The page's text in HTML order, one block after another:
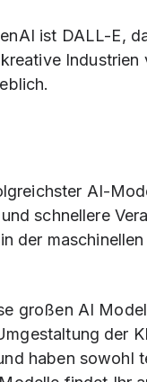
ist DALL-E,
AI-
schnellere
der
großen AI
der
haben sowohl